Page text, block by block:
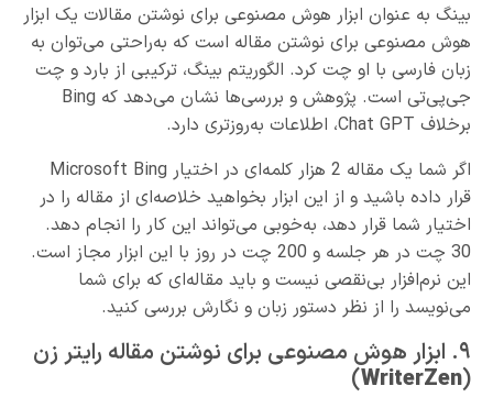
بینگ به عنوان ابزار هوش مصنوعی برای نوشتن مقالات یک ابزار
هوش مصنوعی برای نوشتن مقاله است که به‌راحتی می‌توان به
زبان فارسی با او چت کرد. الگوریتم بینگ، ترکیبی از بارد و چت
جی‌پی‌تی است. پژوهش و بررسی‌ها نشان می‌دهد که Bing
برخلاف Chat GPT، اطلاعات به‌روزتری دارد.
اگر شما یک مقاله 2 هزار کلمه‌ای در اختیار Microsoft Bing
قرار داده باشید و از این ابزار بخواهید خلاصه‌ای از مقاله را در
اختیار شما قرار دهد، به‌خوبی می‌تواند این کار را انجام دهد.
30 چت در هر جلسه و 200 چت در روز با این ابزار مجاز است.
این نرم‌افزار بی‌نقصی نیست و باید مقاله‌ای که برای شما
می‌نویسد را از نظر دستور زبان و نگارش بررسی کنید.
٩. ابزار هوش مصنوعی برای نوشتن مقاله رایتر زن
(
WriterZen
)